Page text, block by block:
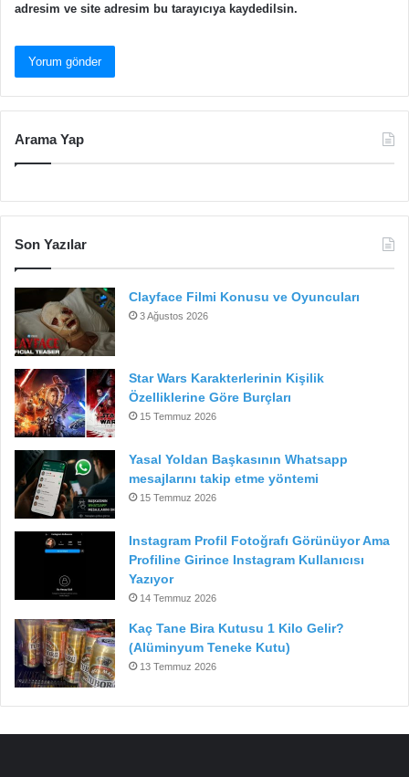
adresim ve site adresim bu tarayıcıya kaydedilsin.
Arama Yap
Son Yazılar
Clayface Filmi Konusu ve Oyuncuları
3 Ağustos 2026
Star Wars Karakterlerinin Kişilik
Özelliklerine Göre Burçları
15 Temmuz 2026
Yasal Yoldan Başkasının Whatsapp
mesajlarını takip etme yöntemi
15 Temmuz 2026
Instagram Profil Fotoğrafı Görünüyor Ama
Profiline Girince Instagram Kullanıcısı
Yazıyor
14 Temmuz 2026
Kaç Tane Bira Kutusu 1 Kilo Gelir?
(Alüminyum Teneke Kutu)
13 Temmuz 2026